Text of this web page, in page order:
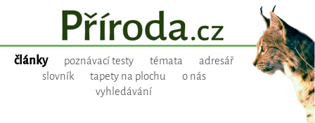
články poznávací testy témata
adresář
slovník
tapety na plochu
o nás
vyhledávání